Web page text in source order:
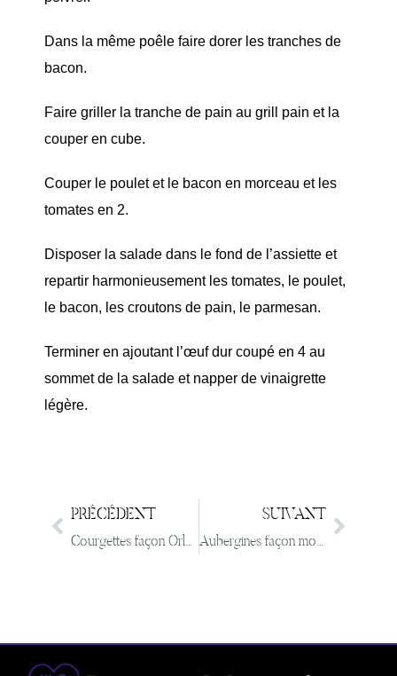
Dans la même poêle faire dorer les tranches de
bacon.
Faire griller la tranche de pain au grill pain et la
couper en cube.
Couper le poulet et le bacon en morceau et les
tomates en 2.
Disposer la salade dans le fond de l’assiette et
repartir harmonieusement les tomates, le poulet,
le bacon, les croutons de pain, le parmesan.
Terminer en ajoutant l’œuf dur coupé en 4 au
sommet de la salade et napper de vinaigrette
légère.
PRÉCÉDENT
Courgettes façon Orloff
SUIVANT
Aubergines façon moussaka light